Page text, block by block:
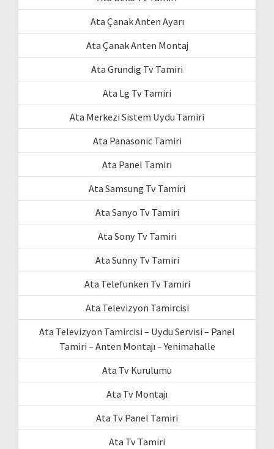
Ata Çanak Anten Ayarı
Ata Çanak Anten Montaj
Ata Grundig Tv Tamiri
Ata Lg Tv Tamiri
Ata Merkezi Sistem Uydu Tamiri
Ata Panasonic Tamiri
Ata Panel Tamiri
Ata Samsung Tv Tamiri
Ata Sanyo Tv Tamiri
Ata Sony Tv Tamiri
Ata Sunny Tv Tamiri
Ata Telefunken Tv Tamiri
Ata Televizyon Tamircisi
Ata Televizyon Tamircisi – Uydu Servisi – Panel
Tamiri – Anten Montajı – Yenimahalle
Ata Tv Kurulumu
Ata Tv Montajı
Ata Tv Panel Tamiri
Ata Tv Tamiri